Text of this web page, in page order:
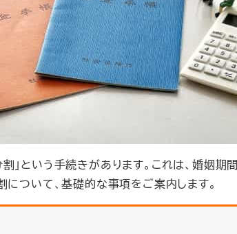
」という手続きがあります。これは、婚姻期
について、基礎的な事項をご案内します。